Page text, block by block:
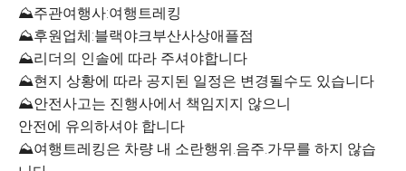
⛰주관여행사:여행트레킹
⛰후원업체:블랙야크부산사상애플점
⛰리더의 인솔에 따라 주셔야합니다
⛰현지 상황에 따라 공지된 일정은 변경될수도 있습니다
⛰안전사고는 진행사에서 책임지지 않으니
안전에 유의하셔야 합니다
⛰여행트레킹은 차량 내 소란행위.음주.가무를 하지 않습